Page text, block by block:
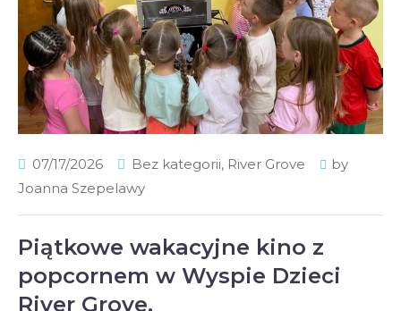
07/17/2026 Bez kategorii, River Grove
by
Joanna Szepelawy
Piątkowe wakacyjne kino z
popcornem w Wyspie Dzieci
River Grove.